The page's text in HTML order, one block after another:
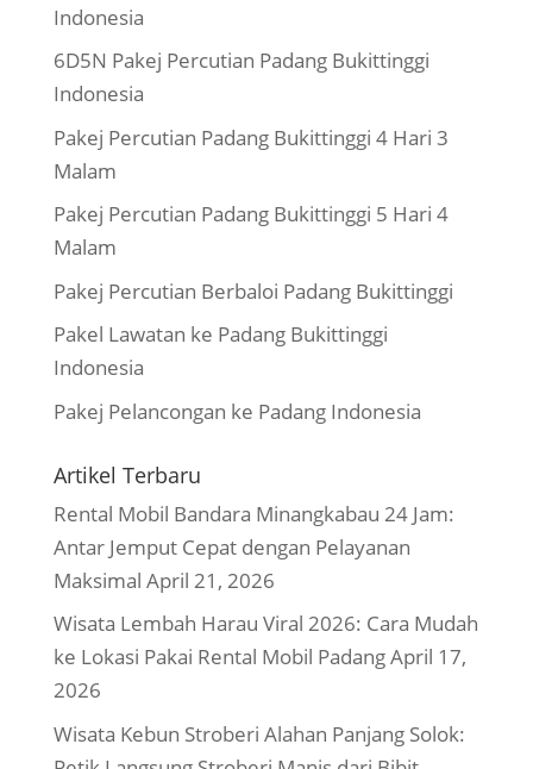
Indonesia
6D5N Pakej Percutian Padang Bukittinggi
Indonesia
Pakej Percutian Padang Bukittinggi 4 Hari 3
Malam
Pakej Percutian Padang Bukittinggi 5 Hari 4
Malam
Pakej Percutian Berbaloi Padang Bukittinggi
Pakel Lawatan ke Padang Bukittinggi
Indonesia
Pakej Pelancongan ke Padang Indonesia
Artikel Terbaru
Rental Mobil Bandara Minangkabau 24 Jam:
Antar Jemput Cepat dengan Pelayanan
Maksimal April 21, 2026
Wisata Lembah Harau Viral 2026: Cara Mudah
ke Lokasi Pakai Rental Mobil PadangApril 17,
2026
Wisata Kebun Stroberi Alahan Panjang Solok: